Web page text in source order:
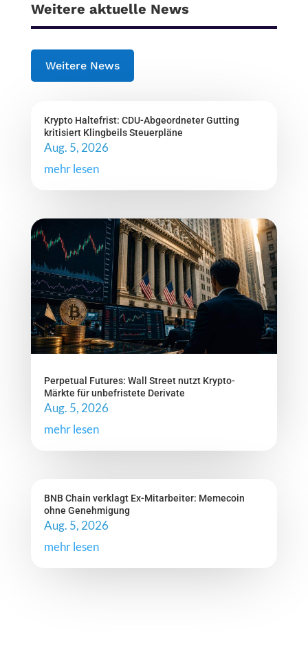
Weitere aktuelle News
Weitere News
Krypto Haltefrist: CDU-Abgeordneter Gutting
kritisiert Klingbeils Steuerpläne
Aug. 5, 2026
mehr lesen
Perpetual Futures: Wall Street nutzt Krypto-
Märkte für unbefristete Derivate
Aug. 5, 2026
mehr lesen
BNB Chain verklagt Ex-Mitarbeiter: Memecoin
ohne Genehmigung
Aug. 5, 2026
mehr lesen